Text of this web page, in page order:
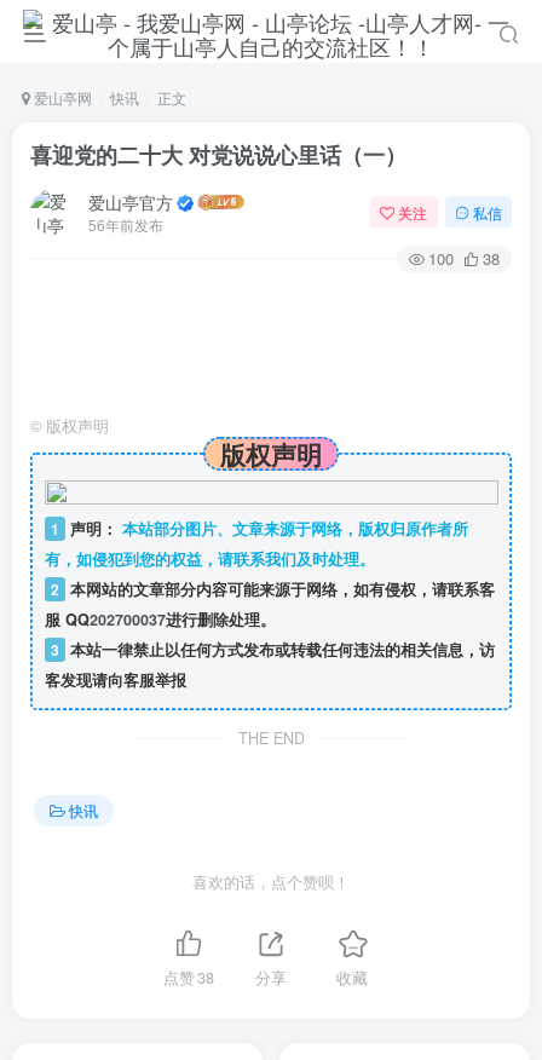
爱山亭网 快讯 正文
喜迎党的二十大 对党说说心里话（一）
爱山亭官方
56年前发布
关注 私信
100 38
© 版权声明
版权声明
1 声明： 本站部分图片、文章来源于网络，版权归原作者所
有，如侵犯到您的权益，请联系我们及时处理。
2 本网站的文章部分内容可能来源于网络，如有侵权，请联系客
服 QQ202700037进行删除处理。
3 本站一律禁止以任何方式发布或转载任何违法的相关信息，访
客发现请向客服举报
THE END
快讯
喜欢的话，点个赞呗！
点赞38 分享 收藏